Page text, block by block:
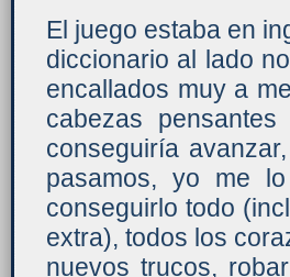
El juego estaba en
diccionario al lado
encallados muy a
cabezas
conseguiría
pasamos, yo me
conseguirlo todo
extra), todos los
nuevos trucos,